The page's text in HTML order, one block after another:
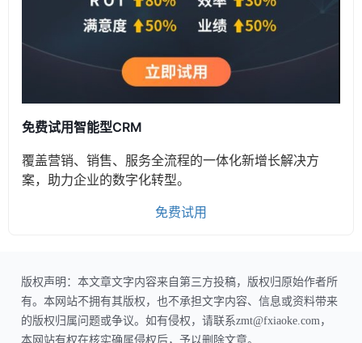
免费试用智能型CRM
覆盖营销、销售、服务全流程的一体化新增长解决方
案，助力企业的数字化转型。
免费试用
版权声明：本文章文字内容来自第三方投稿，版权归原始作者所
有。本网站不拥有其版权，也不承担文字内容、信息或资料带来
的版权归属问题或争议。如有侵权，请联系zmt@fxiaoke.com，
本网站有权在核实确属侵权后，予以删除文章。